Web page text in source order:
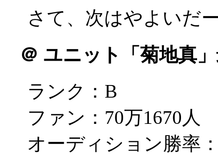
さて、次はやよいだ
＠ ユニット「菊地真
ランク：B
ファン：70万1670人
オーディション勝率